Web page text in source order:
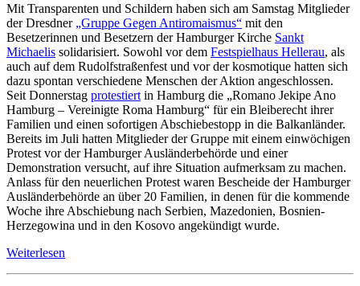
Mit Transparenten und Schildern haben sich am Samstag Mitglieder
der Dresdner „Gruppe Gegen Antiromaismus“ mit den
Besetzerinnen und Besetzern der Hamburger Kirche Sankt
Michaelis solidarisiert. Sowohl vor dem Festspielhaus Hellerau, als
auch auf dem Rudolfstraßenfest und vor der kosmotique hatten sich
dazu spontan verschiedene Menschen der Aktion angeschlossen.
Seit Donnerstag protestiert in Hamburg die „Romano Jekipe Ano
Hamburg – Vereinigte Roma Hamburg“ für ein Bleiberecht ihrer
Familien und einen sofortigen Abschiebestopp in die Balkanländer.
Bereits im Juli hatten Mitglieder der Gruppe mit einem einwöchigen
Protest vor der Hamburger Ausländerbehörde und einer
Demonstration versucht, auf ihre Situation aufmerksam zu machen.
Anlass für den neuerlichen Protest waren Bescheide der Hamburger
Ausländerbehörde an über 20 Familien, in denen für die kommende
Woche ihre Abschiebung nach Serbien, Mazedonien, Bosnien-
Herzegowina und in den Kosovo angekündigt wurde.
Weiterlesen